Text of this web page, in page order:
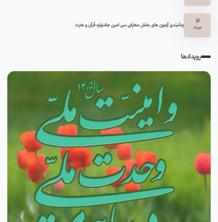
16
خرداد زمانبندی آزمون های بخش معارفی سی امین جشنواره قرآن و عترت
رویدادها